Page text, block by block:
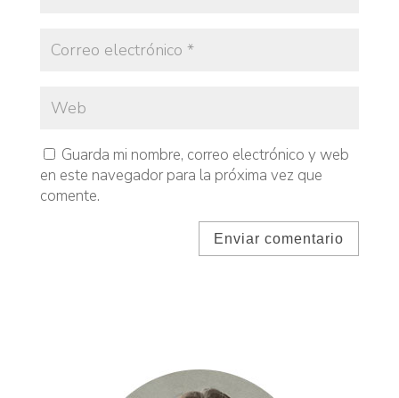
Guarda mi nombre, correo electrónico y web
en este navegador para la próxima vez que
comente.
Enviar comentario